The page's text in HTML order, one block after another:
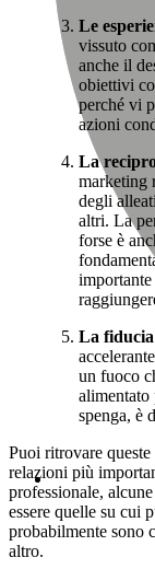
Le
vissuto
anche il
obiettivi
perché vi
azioni
La
marketing
degli
altri. La
forse è
La
un fuoco
alimentato
spenga, è
Puoi ritrovare
relazioni più
professionale,
essere quelle su cui
probabilmente sono
altro.